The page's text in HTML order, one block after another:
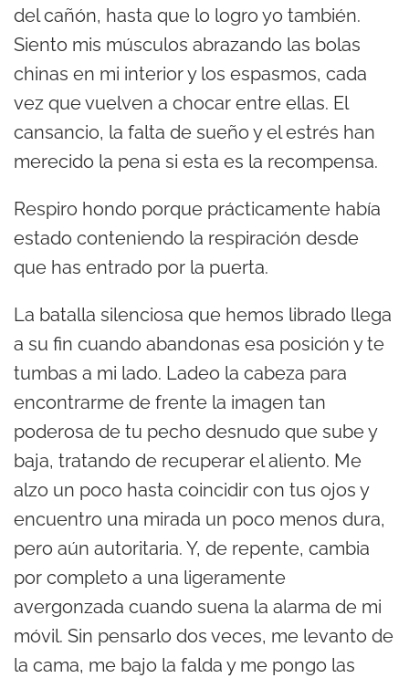
del cañón, hasta que lo logro yo también.
Siento mis músculos abrazando las bolas
chinas en mi interior y los espasmos, cada
vez que vuelven a chocar entre ellas. El
cansancio, la falta de sueño y el estrés han
merecido la pena si esta es la recompensa.
Respiro hondo porque prácticamente había
estado conteniendo la respiración desde
que has entrado por la puerta.
La batalla silenciosa que hemos librado llega
a su fin cuando abandonas esa posición y te
tumbas a mi lado. Ladeo la cabeza para
encontrarme de frente la imagen tan
poderosa de tu pecho desnudo que sube y
baja, tratando de recuperar el aliento. Me
alzo un poco hasta coincidir con tus ojos y
encuentro una mirada un poco menos dura,
pero aún autoritaria. Y, de repente, cambia
por completo a una ligeramente
avergonzada cuando suena la alarma de mi
móvil. Sin pensarlo dos veces, me levanto de
la cama, me bajo la falda y me pongo las